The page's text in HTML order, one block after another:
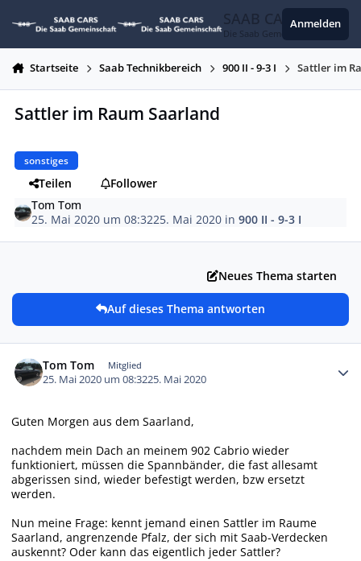
SAAB CARS
Die Saab Gemeinschaft
Anmelden
Startseite Saab Technikbereich 900 II - 9-3 I Sattler im
Sattler im Raum Saarland
sonstiges
Teilen
Follower
Tom Tom
25. Mai 2020 um 08:3225. Mai 2020 in900 II - 9-3 I
Neues Thema starten
Auf dieses Thema antworten
Tom Tom Mitglied
25. Mai 2020 um 08:3225. Mai 2020
Guten Morgen aus dem Saarland,
nachdem mein Dach an meinem 902 Cabrio wieder
funktioniert, müssen die Spannbänder, die fast allesamt
abgerissen sind, wieder befestigt werden, bzw ersetzt
werden.
Nun meine Frage: kennt jemand einen Sattler im Raume
Saarland, angrenzende Pfalz, der sich mit Saab-Verdecken
auskennt? Oder kann das eigentlich jeder Sattler?